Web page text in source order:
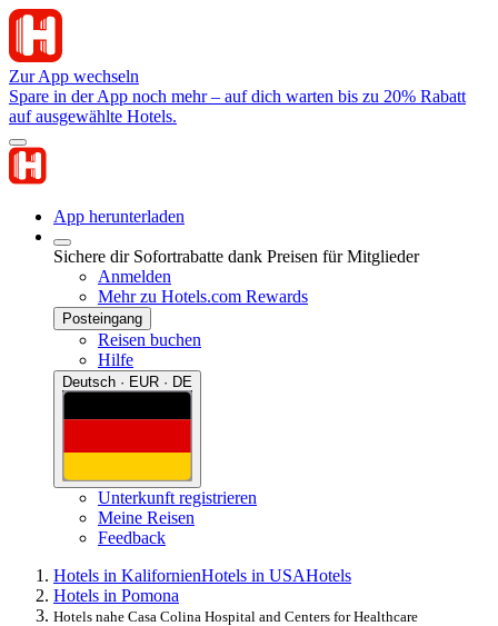
Zur App wechseln
Spare in der App noch mehr – auf dich warten bis zu 20% Rabatt
auf ausgewählte Hotels.
App herunterladen
Sichere dir Sofortrabatte dank Preisen für Mitglieder
Anmelden
Mehr zu Hotels.com Rewards
Posteingang
Reisen buchen
Hilfe
Deutsch · EUR · DE
Unterkunft registrieren
Meine Reisen
Feedback
Hotels in KalifornienHotels in USAHotels
Hotels in Pomona
Hotels nahe Casa Colina Hospital and Centers for Healthcare